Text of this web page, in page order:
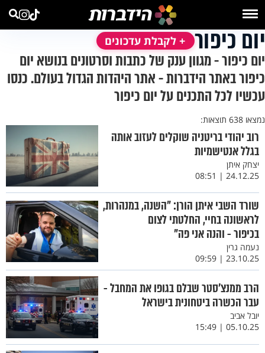
יום כיפור + לקבלת עדכונים
יום כיפור - מגוון ענק של כתבות וסרטונים בנושא יום
כיפור באתר הידברות - אתר היהדות הגדול בעולם. כנסו
עכשיו לכל התכנים על יום כיפור
נמצאו 638 תוצאות:
רוב יהודי בריטניה שוקלים לעזוב אותה
בגלל אנטישמיות
יצחק איתן
24.12.25 | 08:51
שורד השבי איתן הורן: "השנה, במנהרות,
לראשונה בחיי, החלטתי לצום
בכיפור - והנה אני פה"
נעמה גרין
23.10.25 | 09:59
הרב ממנצ׳סטר שבלם בגופו את המחבל -
עבר הכשרה ביטחונית בישראל
יובל אביב
05.10.25 | 15:49